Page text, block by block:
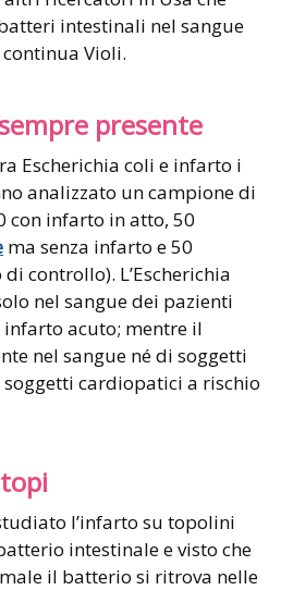
intestinali nel sangue
Violi.
presente
Escherichia coli e infarto i
analizzato un campione di
con infarto in atto, 50
ma senza infarto e 50
controllo). L’Escherichia
nel sangue dei pazienti
acuto; mentre il
nel sangue né di soggetti
cardiopatici a rischio
l’infarto su topolini
intestinale e visto che
il batterio si ritrova nelle